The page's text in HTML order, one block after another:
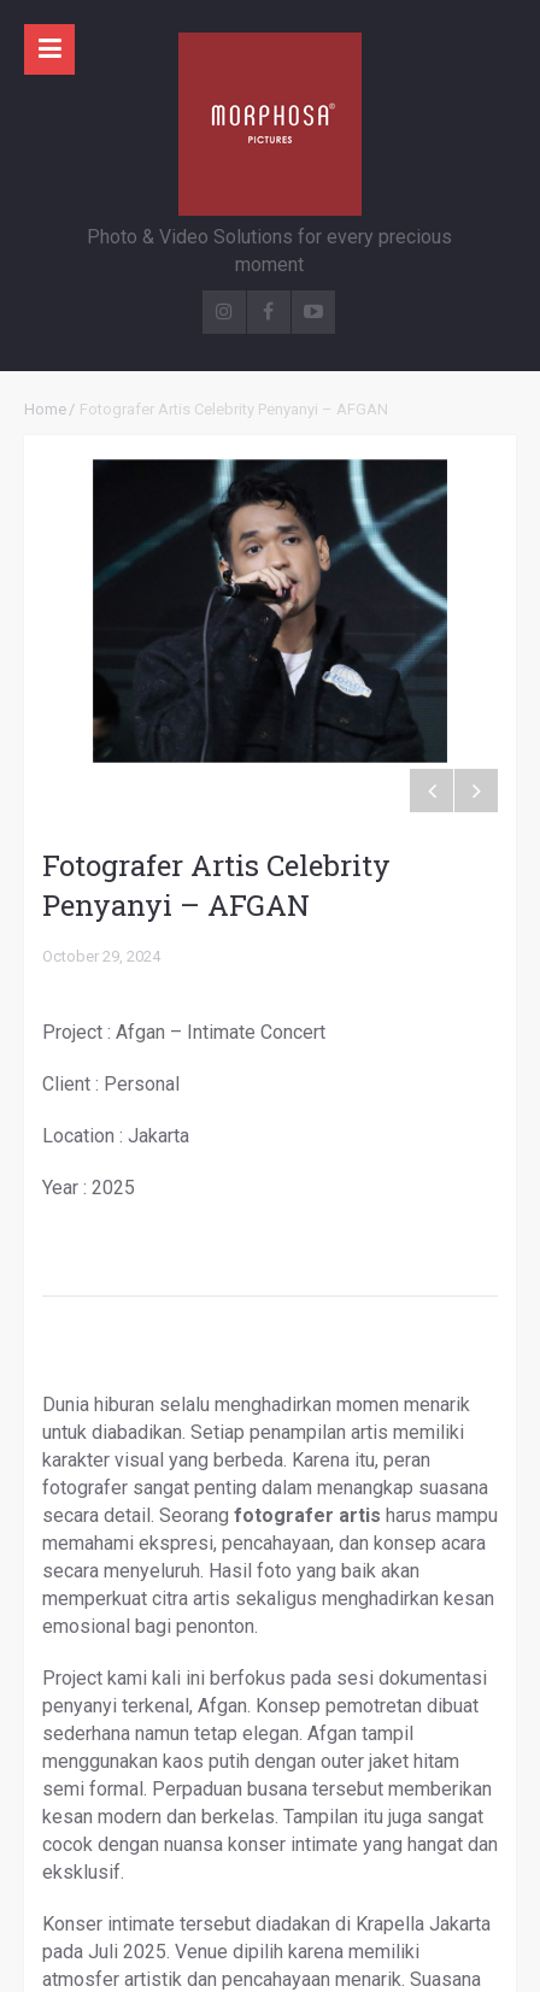
Photo & Video Solutions for every precious
moment
Home / Fotografer Artis Celebrity Penyanyi – AFGAN
Fotografer Artis Celebrity
Penyanyi – AFGAN
October 29, 2024
Project : Afgan – Intimate Concert
Client : Personal
Location : Jakarta
Year : 2025
Dunia hiburan selalu menghadirkan momen menarik
untuk diabadikan. Setiap penampilan artis memiliki
karakter visual yang berbeda. Karena itu, peran
fotografer sangat penting dalam menangkap suasana
secara detail. Seorang fotografer artis harus mampu
memahami ekspresi, pencahayaan, dan konsep acara
secara menyeluruh. Hasil foto yang baik akan
memperkuat citra artis sekaligus menghadirkan kesan
emosional bagi penonton.
Project kami kali ini berfokus pada sesi dokumentasi
penyanyi terkenal, Afgan. Konsep pemotretan dibuat
sederhana namun tetap elegan. Afgan tampil
menggunakan kaos putih dengan outer jaket hitam
semi formal. Perpaduan busana tersebut memberikan
kesan modern dan berkelas. Tampilan itu juga sangat
cocok dengan nuansa konser intimate yang hangat dan
eksklusif.
Konser intimate tersebut diadakan di Krapella Jakarta
pada Juli 2025. Venue dipilih karena memiliki
atmosfer artistik dan pencahayaan menarik. Suasana